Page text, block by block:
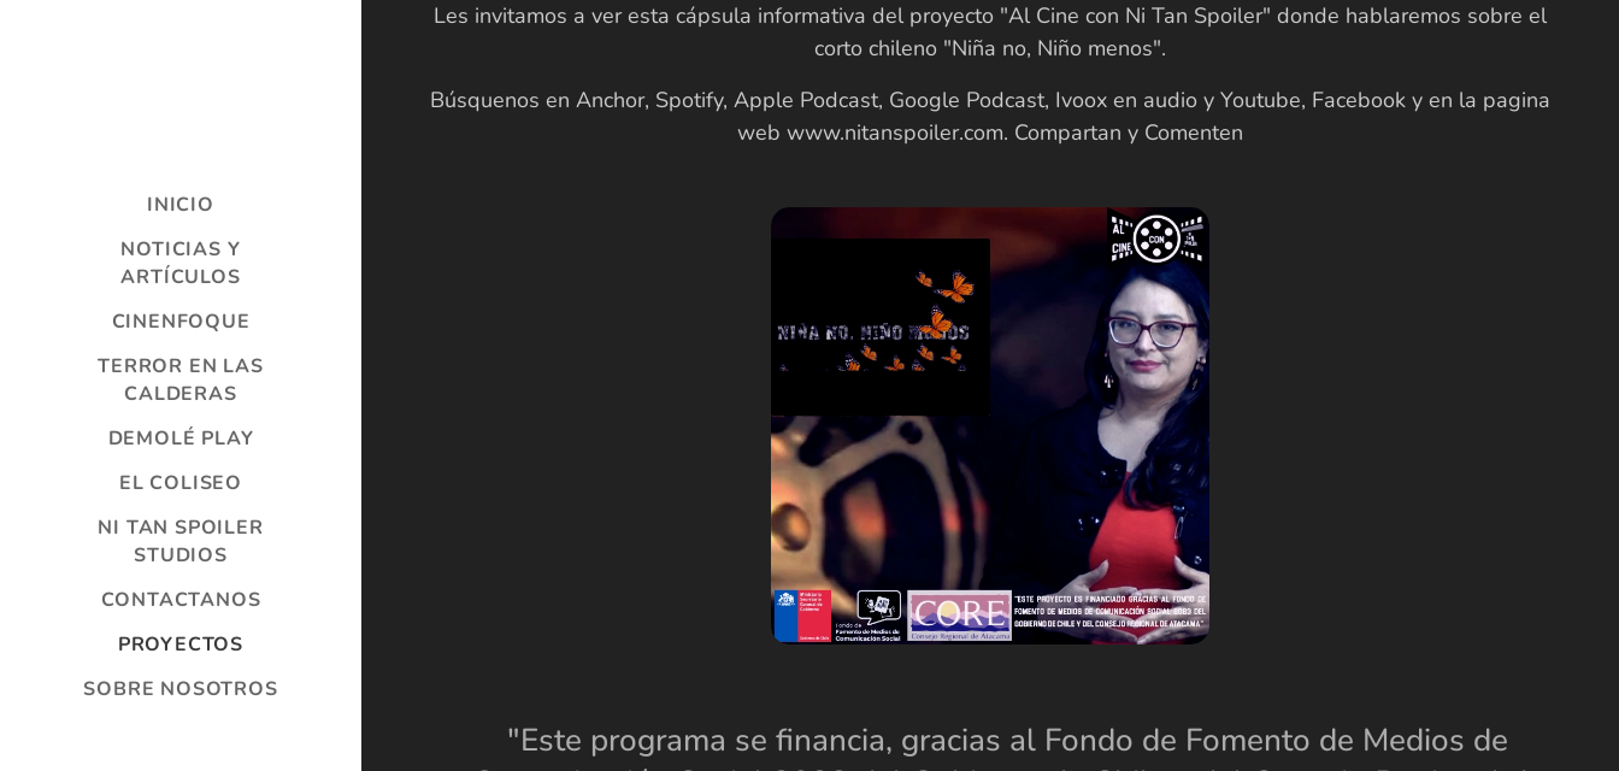
INICIO
NOTICIAS Y
ARTÍCULOS
CINENFOQUE
TERROR EN LAS
CALDERAS
DEMOLÉ PLAY
EL COLISEO
NI TAN SPOILER
STUDIOS
CONTACTANOS
PROYECTOS
SOBRE NOSOTROS
Les invitamos a ver esta cápsula informativa del proyecto "Al Cine con Ni Tan Spoiler" donde hablaremos sobre el
corto chileno "Niña no, Niño menos".
Búsquenos en Anchor, Spotify, Apple Podcast, Google Podcast, Ivoox en audio y Youtube, Facebook y en la pagina
web www.nitanspoiler.com. Compartan y Comenten
"Este programa se financia, gracias al Fondo de Fomento de Medios de